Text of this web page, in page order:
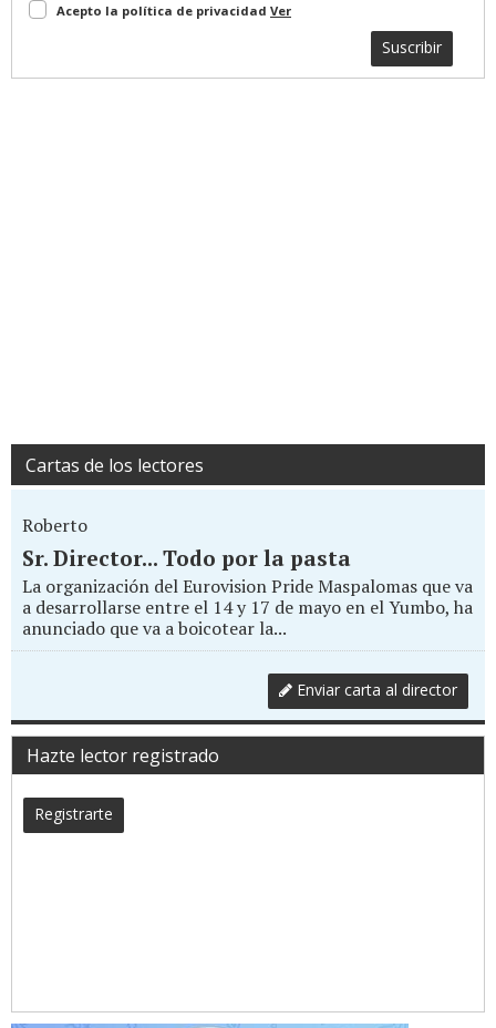
Acepto la política de privacidad Ver
Suscribir
Cartas de los lectores
Roberto
Sr. Director... Todo por la pasta
La organización del Eurovision Pride Maspalomas que va
a desarrollarse entre el 14 y 17 de mayo en el Yumbo, ha
anunciado que va a boicotear la...
Enviar carta al director
Hazte lector registrado
Registrarte